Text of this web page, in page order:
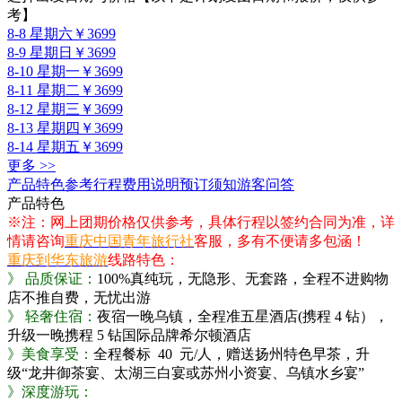
考】
8-8 星期六 ￥3699
8-9 星期日 ￥3699
8-10 星期一 ￥3699
8-11 星期二 ￥3699
8-12 星期三 ￥3699
8-13 星期四 ￥3699
8-14 星期五 ￥3699
更多 >>
产品特色参考行程费用说明预订须知游客问答
产品特色
※注：网上团期价格仅供参考，具体行程以签约合同为准，详
情请咨询重庆中国青年旅行社客服，多有不便请多包涵！
重庆到华东旅游线路特色：
》 品质保证： 100%真纯玩，无隐形、无套路，全程不进购物
店不推自费，无忧出游
》 轻奢住宿： 夜宿一晚乌镇，全程准五星酒店(携程 4 钻），
升级一晚携程 5 钻国际品牌希尔顿酒店
》美食享受： 全程餐标 40 元/人，赠送扬州特色早茶，升
级“龙井御茶宴、太湖三白宴或苏州小资宴、乌镇水乡宴”
》深度游玩：